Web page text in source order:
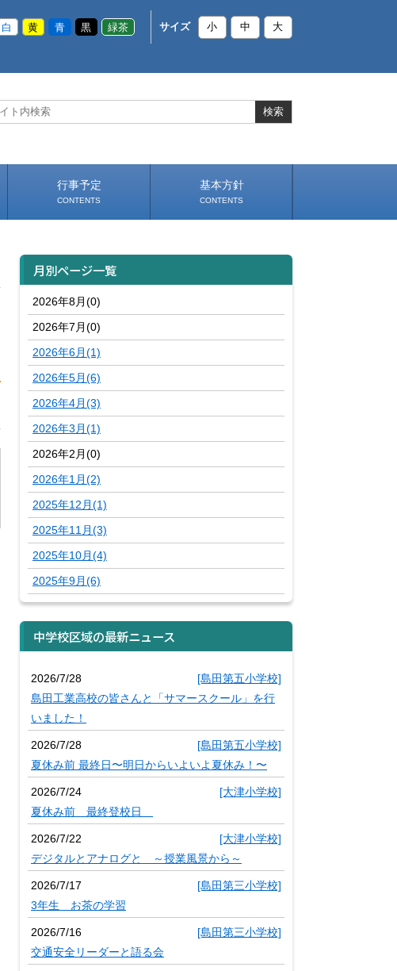
白 黄 青 黒 緑茶 サイズ 小 中 大
行事予定
CONTENTS
基本方針
CONTENTS
月別ページ一覧
2026年8月(0)
2026年7月(0)
2026年6月(1)
2026年5月(6)
2026年4月(3)
2026年3月(1)
2026年2月(0)
2026年1月(2)
2025年12月(1)
2025年11月(3)
2025年10月(4)
2025年9月(6)
中学校区域の最新ニュース
2026/7/28
[島田第五小学校]
島田工業高校の皆さんと「サマースクール」を行
いました！
2026/7/28
[島田第五小学校]
夏休み前 最終日〜明日からいよいよ夏休み！〜
2026/7/24
[大津小学校]
夏休み前 最終登校日
2026/7/22
[大津小学校]
デジタルとアナログと ～授業風景から～
2026/7/17
[島田第三小学校]
3年生 お茶の学習
2026/7/16
[島田第三小学校]
交通安全リーダーと語る会